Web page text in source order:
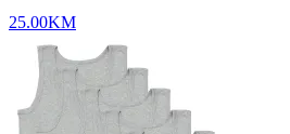
25.00KM